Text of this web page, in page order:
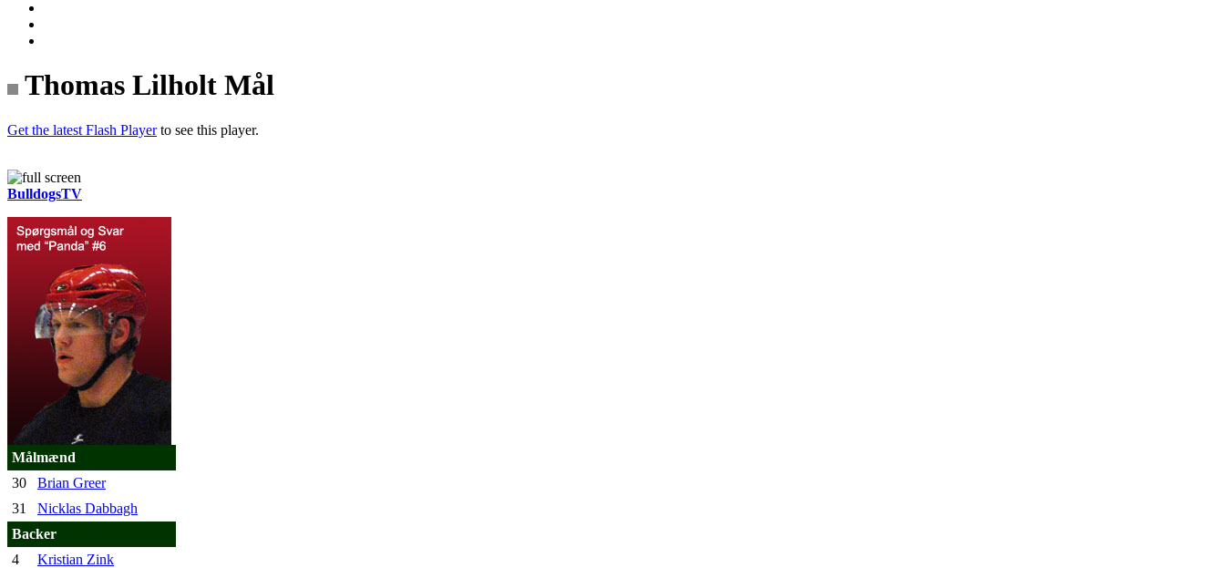
Thomas Lilholt Mål
Get the latest Flash Playerto see this player.
BulldogsTV
Målmænd
30
Brian Greer
31
Nicklas Dabbagh
Backer
4
Kristian Zink